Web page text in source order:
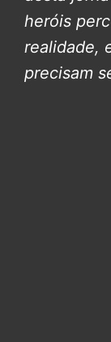
heróis
realidade,
precisam